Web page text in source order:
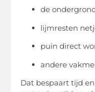
de
lijmresten
puin direct
andere
Dat bespaart tijd